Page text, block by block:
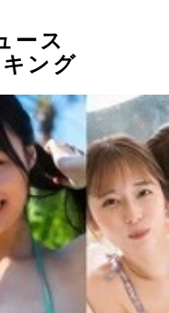
ース
ング